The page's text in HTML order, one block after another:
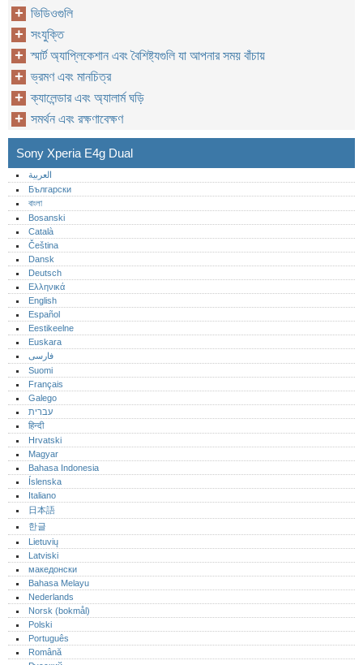
ভিডিওগুলি
সংযুক্তি
স্মার্ট অ্যাপ্লিকেশান এবং বৈশিষ্ট্যগুলি যা আপনার সময় বাঁচায়
ভ্রমণ এবং মানচিত্র
ক্যালেন্ডার এবং অ্যালার্ম ঘড়ি
সমর্থন এবং রক্ষণাবেক্ষণ
Sony Xperia E4g Dual
العربية
Български
বাংলা
Bosanski
Català
Čeština
Dansk
Deutsch
Ελληνικά
English
Español
Eestikeelne
Euskara
فارسی
Suomi
Français
Galego
עברית
हिन्दी
Hrvatski
Magyar
Bahasa Indonesia
Íslenska
Italiano
日本語
한글
Lietuvių
Latviski
македонски
Bahasa Melayu
Nederlands
Norsk (bokmål)‎
Polski
Português‎
Română